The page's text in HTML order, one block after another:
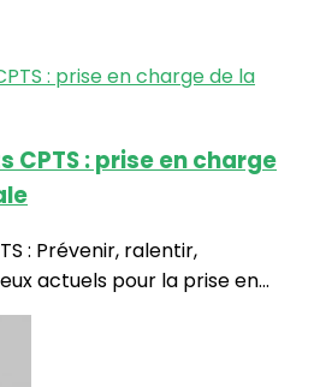
: prise en charge
: Prévenir, ralentir,
actuels pour la prise en...